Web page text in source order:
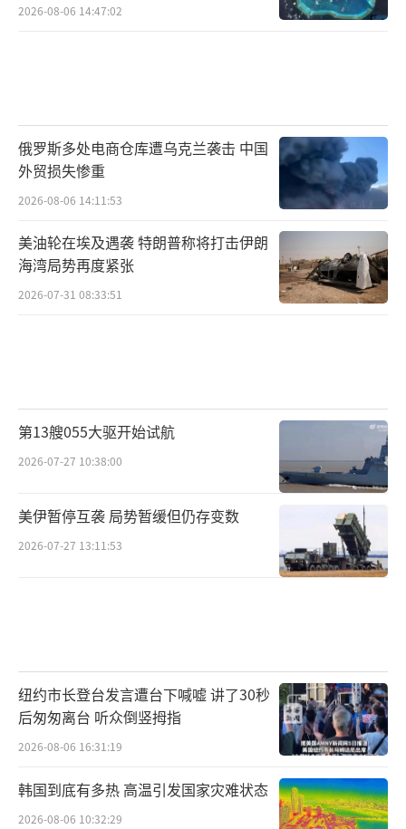
2026-08-06 14:47:02
俄罗斯多处电商仓库遭乌克兰袭击 中国
外贸损失惨重
2026-08-06 14:11:53
美油轮在埃及遇袭 特朗普称将打击伊朗
海湾局势再度紧张
2026-07-31 08:33:51
第13艘055大驱开始试航
2026-07-27 10:38:00
美伊暂停互袭 局势暂缓但仍存变数
2026-07-27 13:11:53
纽约市长登台发言遭台下喊嘘 讲了30秒
后匆匆离台 听众倒竖拇指
2026-08-06 16:31:19
韩国到底有多热 高温引发国家灾难状态
2026-08-06 10:32:29